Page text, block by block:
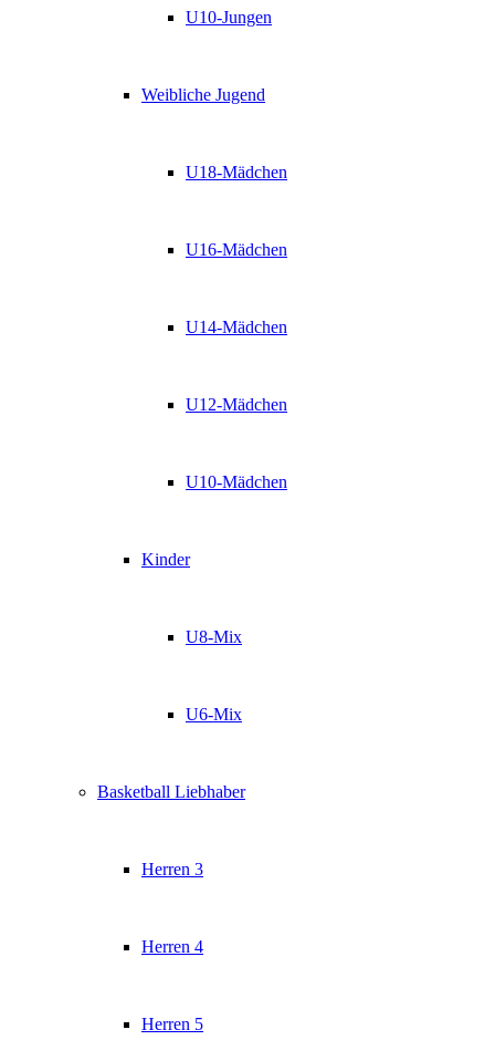
U10-Jungen
Weibliche Jugend
U18-Mädchen
U16-Mädchen
U14-Mädchen
U12-Mädchen
U10-Mädchen
Kinder
U8-Mix
U6-Mix
Basketball Liebhaber
Herren 3
Herren 4
Herren 5